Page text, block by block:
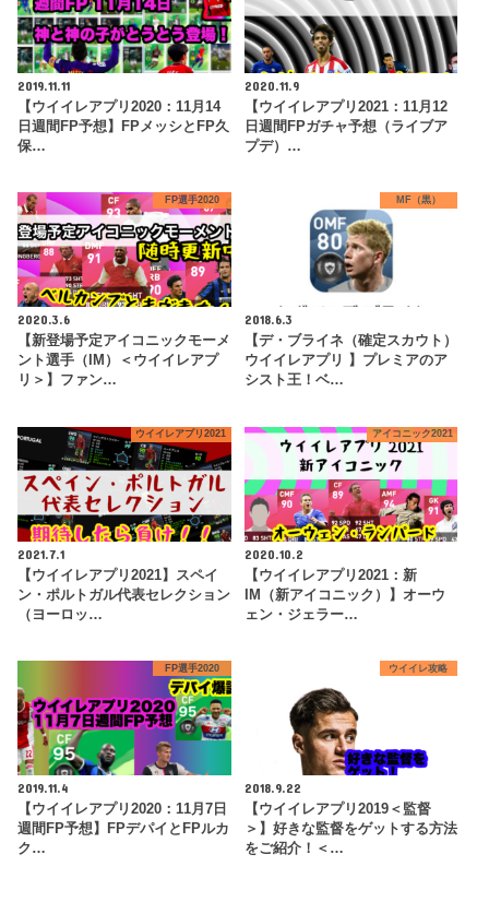
2019.11.11
【ウイイレアプリ2020：11月14
日週間FP予想】FPメッシとFP久
保…
2020.11.9
【ウイイレアプリ2021：11月12
日週間FPガチャ予想（ライブア
プデ）…
FP選手2020
2020.3.6
【新登場予定アイコニックモーメ
ント選手（IM）＜ウイイレアプ
リ＞】ファン…
MF（黒）
2018.6.3
【デ・ブライネ（確定スカウト）
ウイイレアプリ 】プレミアのア
シスト王！ベ…
ウイイレアプリ2021
2021.7.1
【ウイイレアプリ2021】スペイ
ン・ポルトガル代表セレクション
（ヨーロッ…
アイコニック2021
2020.10.2
【ウイイレアプリ2021：新
IM（新アイコニック）】オーウ
ェン・ジェラー…
FP選手2020
2019.11.4
【ウイイレアプリ2020：11月7日
週間FP予想】FPデパイとFPルカ
ク…
ウイイレ攻略
2018.9.22
【ウイイレアプリ2019＜監督
＞】好きな監督をゲットする方法
をご紹介！＜…